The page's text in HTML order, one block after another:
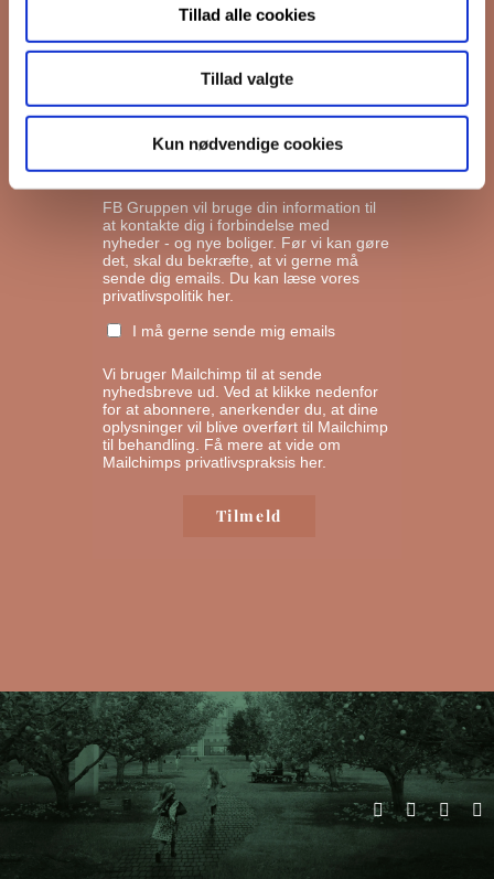
Tillad alle cookies
Tillad valgte
Kun nødvendige cookies
Interesseret i
Ejerboliger
Lejeboliger
Andelsboliger
Markedsføringstilladelse
FB Gruppen vil bruge din information til
at kontakte dig i forbindelse med
nyheder - og nye boliger. Før vi kan gøre
det, skal du bekræfte, at vi gerne må
sende dig emails. Du kan læse vores
privatlivspolitik her.
I må gerne sende mig emails
Vi bruger Mailchimp til at sende
nyhedsbreve ud. Ved at klikke nedenfor
for at abonnere, anerkender du, at dine
oplysninger vil blive overført til Mailchimp
til behandling. Få mere at vide om
Mailchimps privatlivspraksis her.